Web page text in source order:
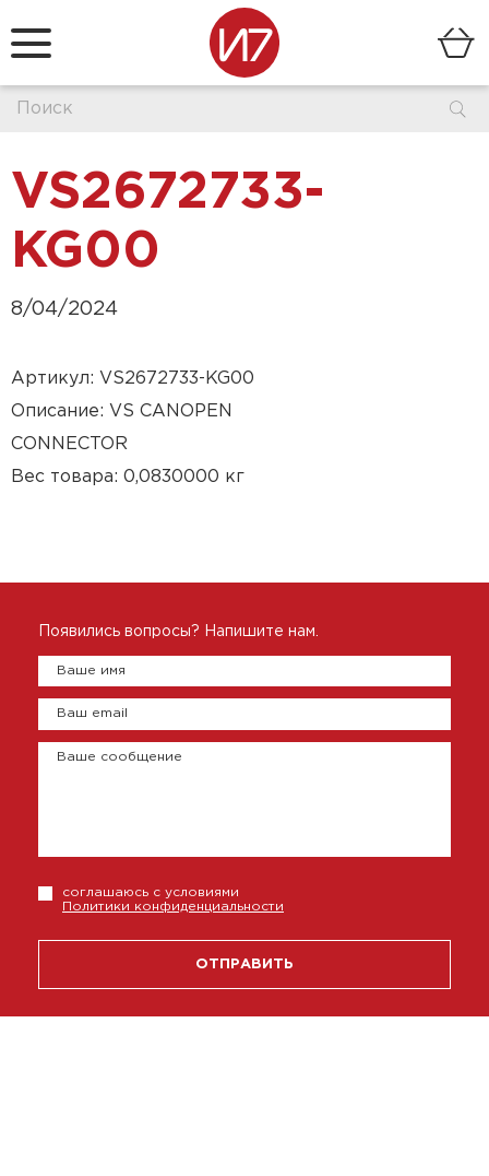
VS2672733-
KG00
8/04/2024
Артикул: VS2672733-KG00
Описание: VS CANOPEN
CONNECTOR
Вес товара: 0,0830000 кг
Появились вопросы? Напишите нам.
Ваше имя
Ваш email
Ваше сообщение
соглашаюсь с условиями
Политики конфиденциальности
ОТПРАВИТЬ